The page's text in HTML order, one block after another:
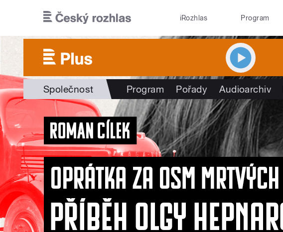
iRozhlas Program
Společnost Program Pořady Audioarchiv